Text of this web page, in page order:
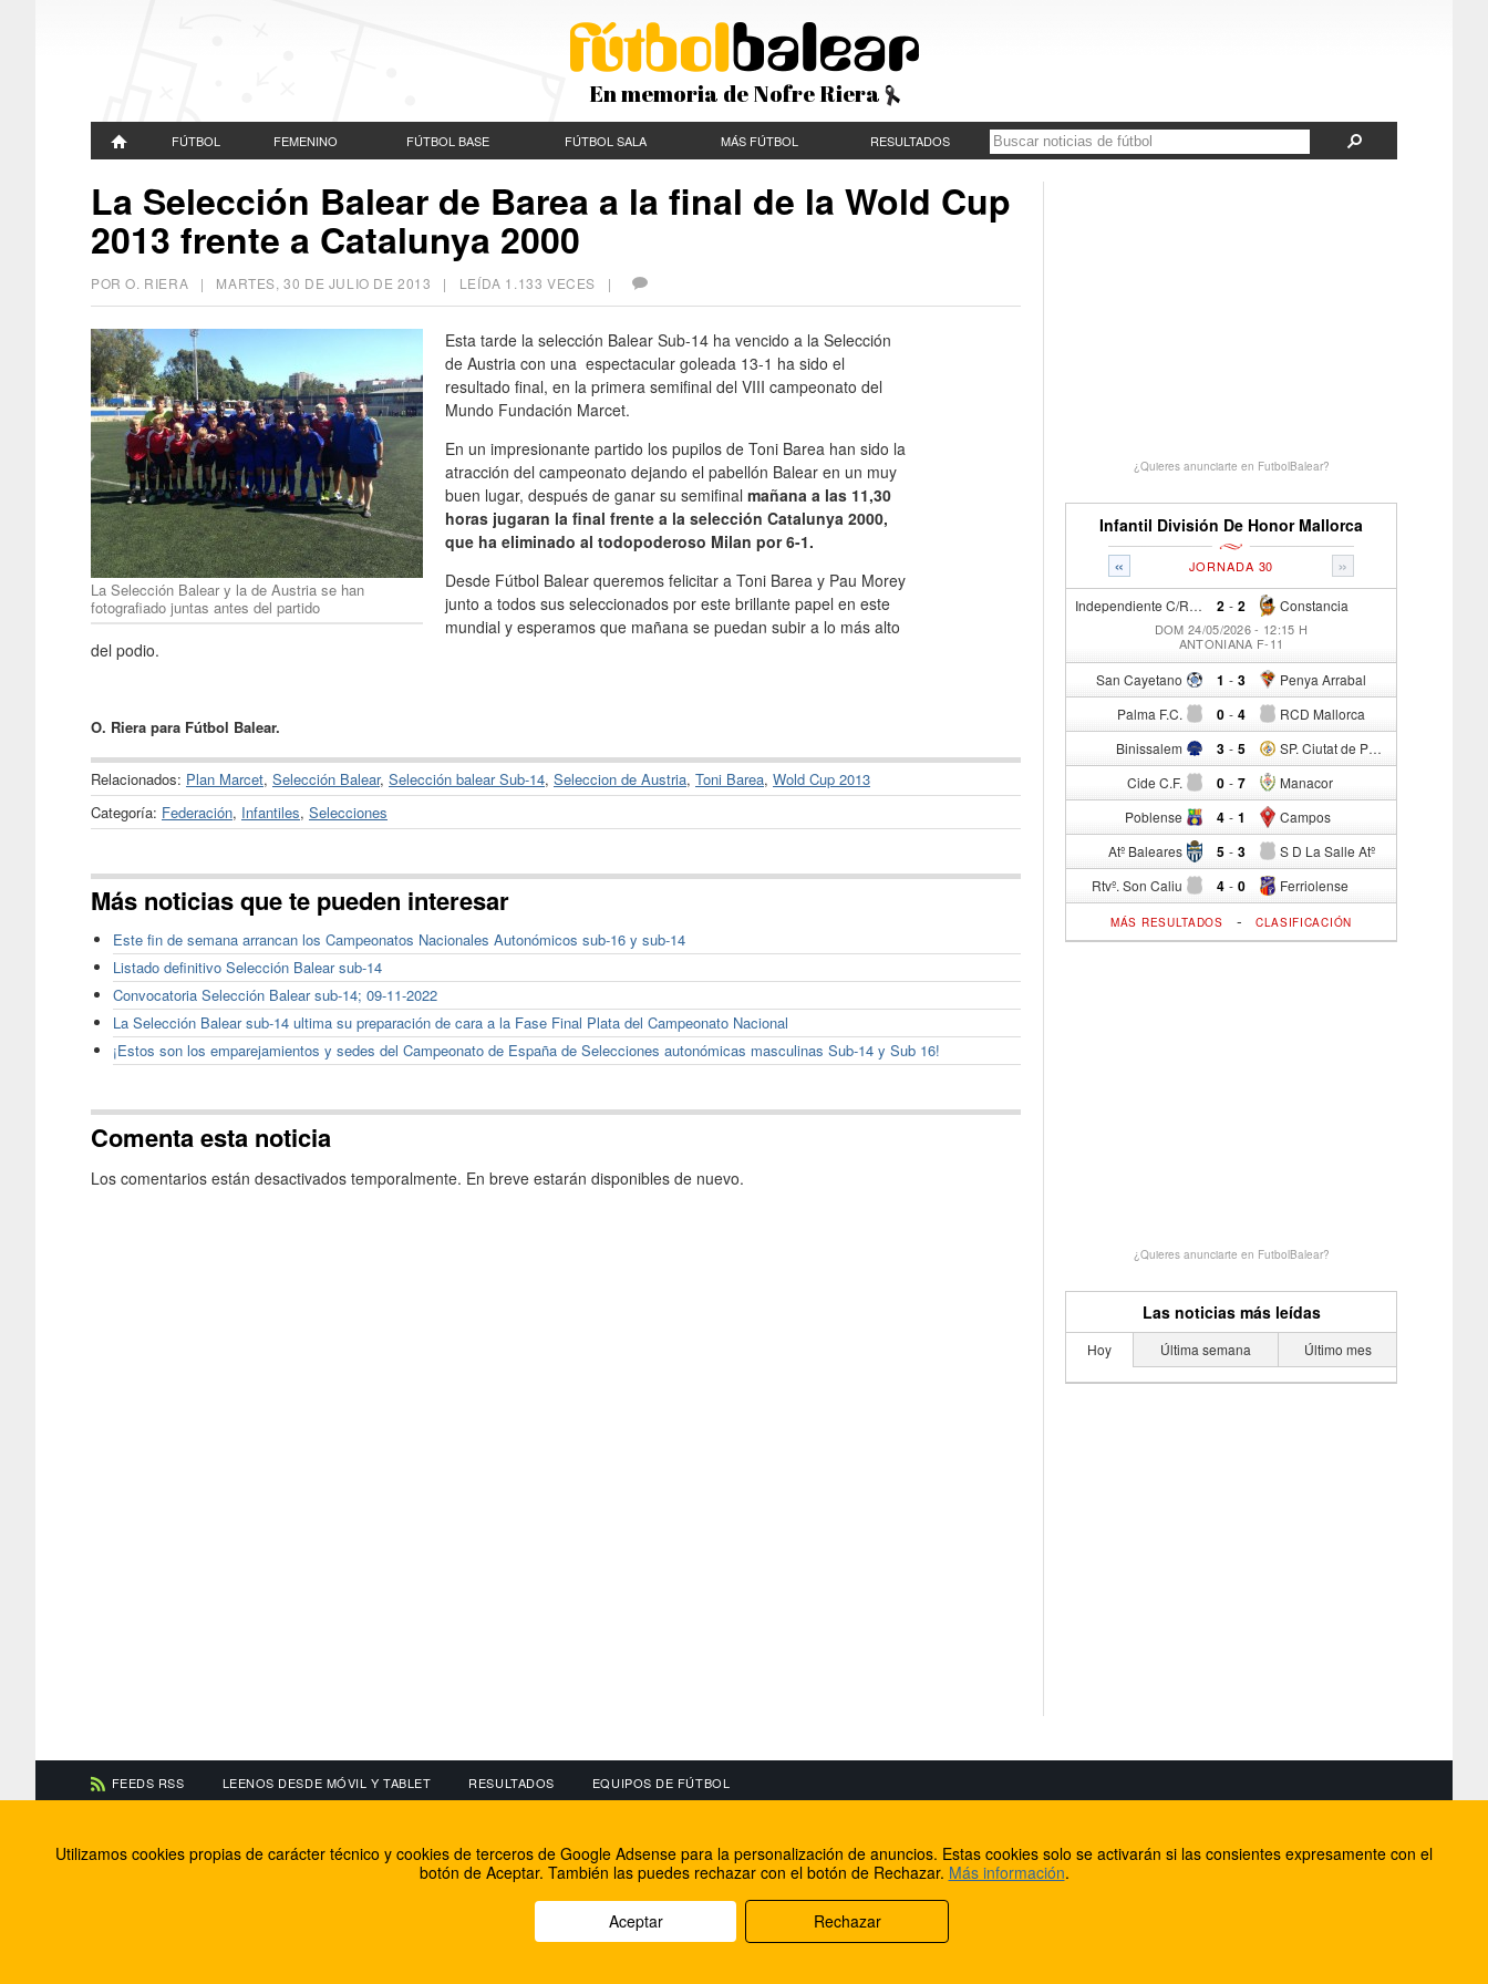
En memoria de Nofre Riera
FÚTBOL FEMENINO FÚTBOL BASE FÚTBOL SALA MÁS FÚTBOL RESULTADOS
La Selección Balear de Barea a la final de la Wold Cup
2013 frente a Catalunya 2000
POR O. RIERA | MARTES, 30 DE JULIO DE 2013 | LEÍDA 1.133 VECES |
La Selección Balear y la de Austria se han
fotografiado juntas antes del partido
Esta tarde la selección Balear Sub-14 ha vencido a la Selección
de Austria con una espectacular goleada 13-1 ha sido el
resultado final, en la primera semifinal del VIII campeonato del
Mundo Fundación Marcet.
En un impresionante partido los pupilos de Toni Barea han sido la
atracción del campeonato dejando el pabellón Balear en un muy
buen lugar, después de ganar su semifinal mañana a las 11,30
horas jugaran la final frente a la selección Catalunya 2000,
que ha eliminado al todopoderoso Milan por 6-1.
Desde Fútbol Balear queremos felicitar a Toni Barea y Pau Morey
junto a todos sus seleccionados por este brillante papel en este
mundial y esperamos que mañana se puedan subir a lo más alto
del podio.
O. Riera para Fútbol Balear.
Relacionados: Plan Marcet, Selección Balear, Selección balear Sub-14, Seleccion de Austria, Toni Barea, Wold Cup 2013
Categoría: Federación, Infantiles, Selecciones
Más noticias que te pueden interesar
Este fin de semana arrancan los Campeonatos Nacionales Autonómicos sub-16 y sub-14
Listado definitivo Selección Balear sub-14
Convocatoria Selección Balear sub-14; 09-11-2022
La Selección Balear sub-14 ultima su preparación de cara a la Fase Final Plata del Campeonato Nacional
¡Estos son los emparejamientos y sedes del Campeonato de España de Selecciones autonómicas masculinas Sub-14 y Sub 16!
Comenta esta noticia
Los comentarios están desactivados temporalmente. En breve estarán disponibles de nuevo.
¿Quieres anunciarte en FutbolBalear?
Infantil División De Honor Mallorca
« »
JORNADA 30
Independiente C/R 2 - Constancia
2
DOM 24/05/2026 - 12:15 H
ANTONIANA F-11
San Cayetano 1 - Penya Arrabal
3
Palma F.C. 0 - RCD Mallorca
4
Binissalem 3 - SP. Ciutat de Palma
5
Cide C.F. 0 - Manacor
7
Poblense 4 - Campos
1
Atº Baleares 5 - S D La Salle Atº
3
Rtvº. Son Caliu 4 - Ferriolense
0
MÁS RESULTADOS - CLASIFICACIÓN
¿Quieres anunciarte en FutbolBalear?
Las noticias más leídas
Hoy Última semana Último mes
FEEDS RSS LEENOS DESDE MÓVIL Y TABLET RESULTADOS EQUIPOS DE FÚTBOL
Información de contacto
El equipo de FútbolBalear
Soluciones Corporativas IP
Facebook
Twitter
Internet Rural Mallorca
Registro de dominios
Utilizamos cookies propias de carácter técnico y cookies de terceros de Google Adsense para la personalización de anuncios. Estas cookies solo se activarán si las consientes expresamente con el
botón de Aceptar. También las puedes rechazar con el botón de Rechazar. Más información.
Aceptar Rechazar